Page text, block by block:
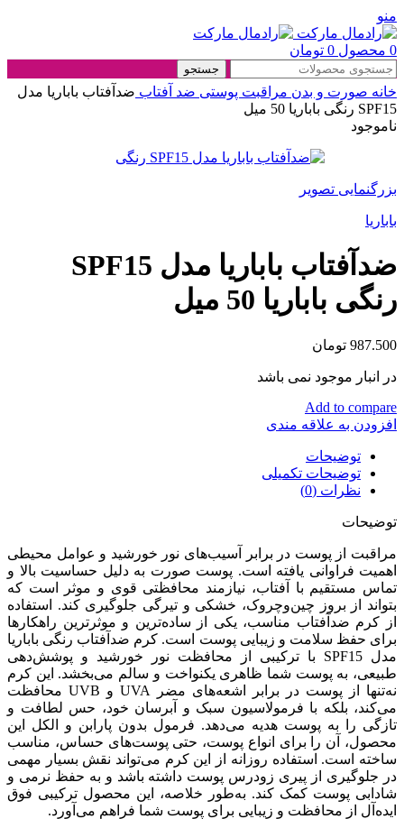
منو
0 محصول 0 تومان
جستجو
خانه صورت و بدن مراقبت پوستی ضد آفتاب ضدآفتاب باباریا مدل
SPF15 رنگی باباریا 50 میل
ناموجود
بزرگنمایی تصویر
باباریا
ضدآفتاب باباریا مدل SPF15
رنگی باباریا 50 میل
987.500 تومان
در انبار موجود نمی باشد
Add to compare
افزودن به علاقه مندی
توضیحات
توضیحات تکمیلی
نظرات (0)
توضیحات
مراقبت از پوست در برابر آسیب‌های نور خورشید و عوامل محیطی
اهمیت فراوانی یافته است. پوست صورت به دلیل حساسیت بالا و
تماس مستقیم با آفتاب، نیازمند محافظتی قوی و موثر است که
بتواند از بروز چین‌وچروک، خشکی و تیرگی جلوگیری کند. استفاده
از کرم ضدآفتاب مناسب، یکی از ساده‌ترین و موثرترین راهکارها
برای حفظ سلامت و زیبایی پوست است. کرم ضدآفتاب رنگی باباریا
مدل SPF15 با ترکیبی از محافظت نور خورشید و پوشش‌دهی
طبیعی، به پوست شما ظاهری یکنواخت و سالم می‌بخشد. این کرم
نه‌تنها از پوست در برابر اشعه‌های مضر UVA و UVB محافظت
می‌کند، بلکه با فرمولاسیون سبک و آبرسان خود، حس لطافت و
تازگی را به پوست هدیه می‌دهد. فرمول بدون پارابن و الکل این
محصول، آن را برای انواع پوست، حتی پوست‌های حساس، مناسب
ساخته است. استفاده روزانه از این کرم می‌تواند نقش بسیار مهمی
در جلوگیری از پیری زودرس پوست داشته باشد و به حفظ نرمی و
شادابی پوست کمک کند. به‌طور خلاصه، این محصول ترکیبی فوق
ایده‌آل از محافظت و زیبایی برای پوست شما فراهم می‌آورد.